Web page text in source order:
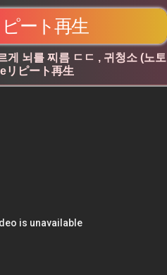
ピート再生
게 뇌를 찌름 ㄷㄷ , 귀청소 (노토
リピート再生